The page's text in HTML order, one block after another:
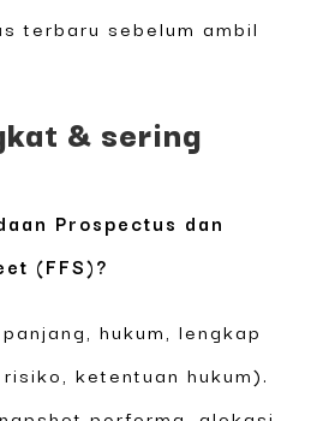
terbaru sebelum ambil
& sering
Prospectus dan
(FFS)?
hukum, lengkap
ketentuan hukum).